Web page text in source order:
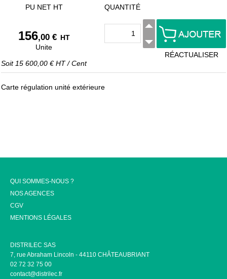
PU NET HT
156,00 € HT
Unite
Soit 15 600,00 € HT/Cent
QUANTITÉ
RÉACTUALISER
Carte régulation unité extérieure
QUI SOMMES-NOUS ?
NOS AGENCES
CGV
MENTIONS LÉGALES
DISTRILEC SAS
7, rue Abraham Lincoln - 44110 CHÂTEAUBRIANT
02 72 32 75 00
contact@distrilec.fr